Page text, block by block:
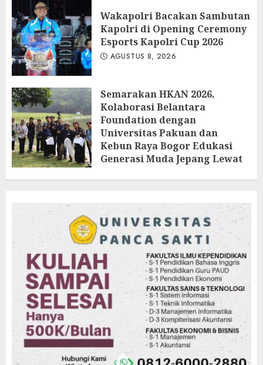
Wakapolri Bacakan Sambutan
Kapolri di Opening Ceremony
Esports Kapolri Cup 2026
AGUSTUS 8, 2026
Semarakan HKAN 2026,
Kolaborasi Belantara
Foundation dengan
Universitas Pakuan dan
Kebun Raya Bogor Edukasi
Generasi Muda Jepang Lewat